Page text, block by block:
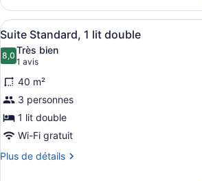
Standard,
2
lits
jumeaux
Suite
Standard,
2
jumeaux
Afficher
toutes
les
photos
pour
ce
type
de
chambre :
Une
1
Suite Standard, 1 lit double
8,08,0 sur 10
Très bien
1 avis
(1 avis)
40 m²
3 personnes
1 lit double
Wi-Fi gratuit
Plus de détails
Plus